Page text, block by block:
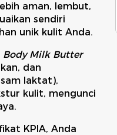
aman, lembut,
sendiri
unik kulit Anda.
Body Milk Butter
dan
laktat),
kulit, mengunci
KPIA, Anda